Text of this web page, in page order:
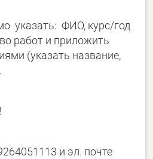
указать: ФИО, курс/год
работ и приложить
(указать название,
и эл. почте